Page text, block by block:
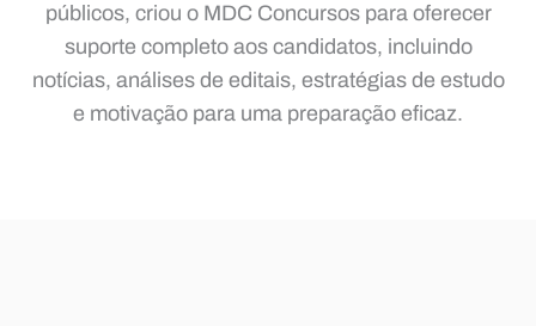
públicos, criou o MDC Concursos para oferecer
suporte completo aos candidatos, incluindo
notícias, análises de editais, estratégias de estudo
e motivação para uma preparação eficaz.